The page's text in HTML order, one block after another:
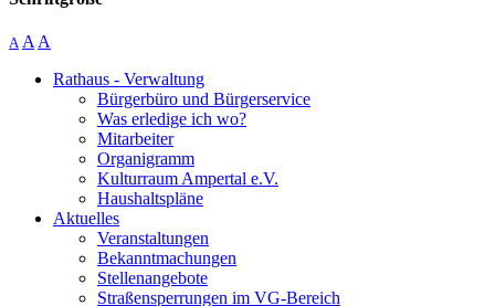
A A A
Rathaus - Verwaltung
Bürgerbüro und Bürgerservice
Was erledige ich wo?
Mitarbeiter
Organigramm
Kulturraum Ampertal e.V.
Haushaltspläne
Aktuelles
Veranstaltungen
Bekanntmachungen
Stellenangebote
Straßensperrungen im VG-Bereich